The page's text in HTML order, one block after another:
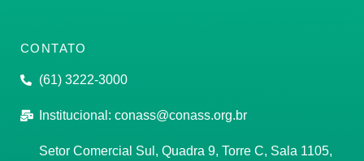
CONTATO
(61) 3222-3000
Institucional: conass@conass.org.br
Setor Comercial Sul, Quadra 9, Torre C, Sala 1105,